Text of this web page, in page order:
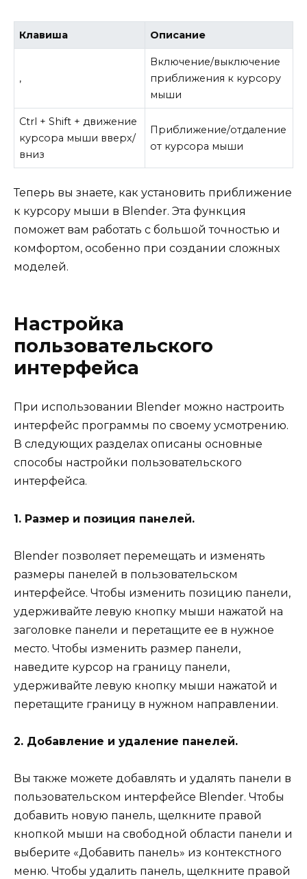
Клавиша Описание
,
Включение/выключение
приближения к курсору
мыши
Ctrl + Shift + движение
курсора мыши вверх/
вниз
Приближение/отдаление
от курсора мыши
Теперь вы знаете, как установить приближение
к курсору мыши в Blender. Эта функция
поможет вам работать с большой точностью и
комфортом, особенно при создании сложных
моделей.
Настройка
пользовательского
интерфейса
При использовании Blender можно настроить
интерфейс программы по своему усмотрению.
В следующих разделах описаны основные
способы настройки пользовательского
интерфейса.
1. Размер и позиция панелей.
Blender позволяет перемещать и изменять
размеры панелей в пользовательском
интерфейсе. Чтобы изменить позицию панели,
удерживайте левую кнопку мыши нажатой на
заголовке панели и перетащите ее в нужное
место. Чтобы изменить размер панели,
наведите курсор на границу панели,
удерживайте левую кнопку мыши нажатой и
перетащите границу в нужном направлении.
2. Добавление и удаление панелей.
Вы также можете добавлять и удалять панели в
пользовательском интерфейсе Blender. Чтобы
добавить новую панель, щелкните правой
кнопкой мыши на свободной области панели и
выберите «Добавить панель» из контекстного
меню. Чтобы удалить панель, щелкните правой